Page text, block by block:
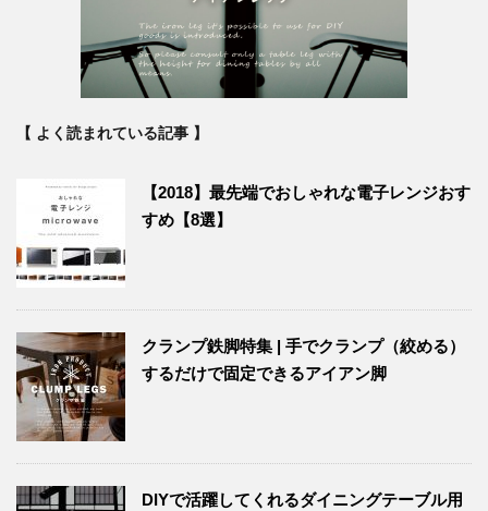
【 よく読まれている記事 】
【2018】最先端でおしゃれな電子レンジおす
すめ【8選】
クランプ鉄脚特集 | 手でクランプ（絞める）
するだけで固定できるアイアン脚
DIYで活躍してくれるダイニングテーブル用